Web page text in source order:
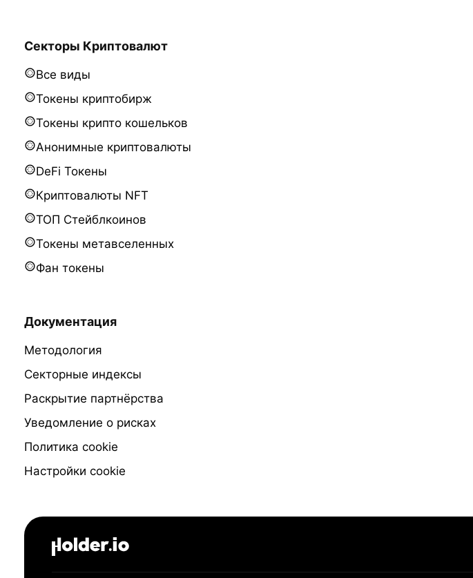
Секторы Криптовалют
Все виды
Токены криптобирж
Токены крипто кошельков
Анонимные криптовалюты
DeFi Токены
Криптовалюты NFT
ТОП Стейблкоинов
Токены метавселенных
Фан токены
Документация
Методология
Секторные индексы
Раскрытие партнёрства
Уведомление о рисках
Политика cookie
Настройки cookie